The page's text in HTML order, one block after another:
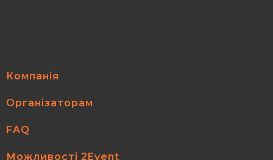
Компанія
Організаторам
FAQ
Можливості 2Event